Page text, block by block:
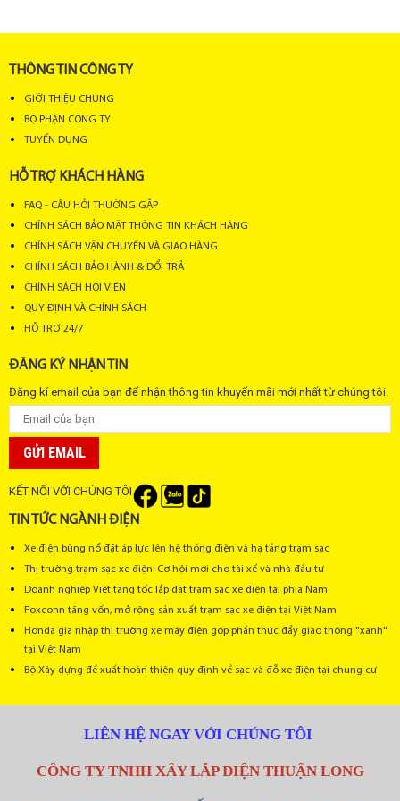
11 Cụm trạm biến áp kiểu hợp bộ Kios 1500KVA
12 Cụm trạm biến áp kiểu hợp bộ Kios 2000KVA
13 Cụm trạm biến áp kiểu hợp bộ Kios 2500KVA
khác mà chúng tôi đang cung cấp:
Trạm biến áp treo - Trạm biến áp giàn - Trạm biến áp bệt - Trạm kín
- Trạm biến áp kiểu hợp bộ kios: 100kva, 160kva, 250kva, 320kva,
400kva, 560kva, 630kva, 750kva, 1000kva, 1250kva, 1500kva,
2000kva,2500kva, 3000kva.
giúp cho quý khách hài lòng.
Thi công lắp đặt trạm biến áp 3 pha trung thế - hạ thế, thi công trạm
biến áp điện, nhận thi công điện nhà xưởng, lắp hệ thống chiếu
sáng, gia công lắp đặt tủ điện công nghiệp, bảo trì trạm điện, bảo trì
trạm biến áp, thí nghiệm trạm biến áp, sửa chữa máy biến áp, sửa
chữa bảo trì tủ điện.
Để Khách hàng tiết kiệm chi phí trong quá trình thay trạm biến áp
mới, chúng tôi có chính sách hỗ trợ thu lại máy cũ với giá hợp lý.
Thu mua trạm điện,máy biến áp và thiết bị điện cũ, máy cắt không
khí cũ, ACB 3pha 4 pha cũ Mitsubishi, Aptomat 3pha 4pha cũ,
MCCB, CB 3pha cũ, khởi động từ cũ, contactor cũ từ 10A, 16A,
20A, 25A, 30A, 35A, 40A, 50A, 60A, 75A, 80A, 100A, 125A,
150A, 175A, 200A, 225A, 300A, 350A, 400A, 500A, 600A,
Giá trạm biến áp hợp bộ, giá trạm điện kiểu kios, giá trạm điện
cũ, trạm điện cũ giá rẻ, trạm biến áp cũ giá bao nhiêu?, Thi công
THÔNG TIN CÔNG TY
GIỚI THIỆU CHUNG
BỘ PHẬN CÔNG TY
TUYỂN DỤNG
HỖ TRỢ KHÁCH HÀNG
FAQ - CÂU HỎI THƯỜNG GẶP
CHÍNH SÁCH BẢO MẬT THÔNG TIN KHÁCH HÀNG
CHÍNH SÁCH VẬN CHUYỂN VÀ GIAO HÀNG
CHÍNH SÁCH BẢO HÀNH & ĐỔI TRẢ
CHÍNH SÁCH HỘI VIÊN
QUY ĐỊNH VÀ CHÍNH SÁCH
HỖ TRỢ 24/7
ĐĂNG KÝ NHẬN TIN
Đăng kí email của bạn để nhận thông tin khuyến mãi mới nhất từ chúng tôi.
GỬI EMAIL
KẾT NỐI VỚI CHÚNG TÔI
TIN TỨC NGÀNH ĐIỆN
Xe điện bùng nổ đặt áp lực lên hệ thống điện và hạ tầng trạm sạc
Thị trường trạm sạc xe điện: Cơ hội mới cho tài xế và nhà đầu tư
Doanh nghiệp Việt tăng tốc lắp đặt trạm sạc xe điện tại phía Nam
Foxconn tăng vốn, mở rộng sản xuất trạm sạc xe điện tại Việt Nam
Honda gia nhập thị trường xe máy điện góp phần thúc đẩy giao thông "xanh"
tại Việt Nam
Bộ Xây dựng đề xuất hoàn thiện quy định về sạc và đỗ xe điện tại chung cư
LIÊN HỆ NGAY VỚI CHÚNG TÔI
CÔNG TY TNHH XÂY LẮP ĐIỆN THUẬN LONG